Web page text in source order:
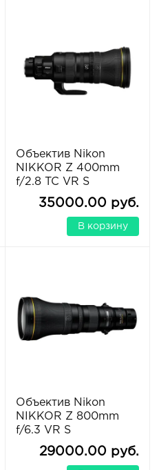
Объектив Nikon
NIKKOR Z 400mm
f/2.8 TC VR S
35000.00 руб.
В корзину
Объектив Nikon
NIKKOR Z 800mm
f/6.3 VR S
29000.00 руб.